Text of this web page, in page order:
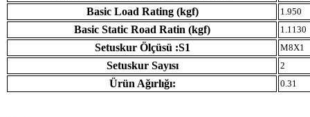
Basic Load Rating (kgf) 1.950
Basic Static Road Ratin (kgf) 1.1130
Setuskur Ölçüsü :S1 M8X1
Setuskur Sayısı 2
Ürün Ağırlığı: 0.31